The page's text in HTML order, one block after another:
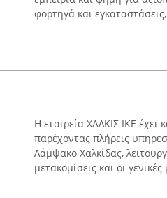
φορτηγά και
Η εταιρεία ΧΑΛΚΙΣ ΙΚΕ
παρέχοντας πλήρεις
Λάμψακο Χαλκίδας,
μετακομίσεις και οι